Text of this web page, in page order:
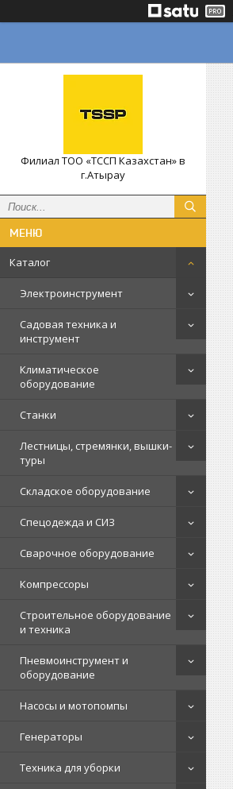
Филиал ТОО «ТССП Казахстан» в
г.Атырау
Каталог
Электроинструмент
Садовая техника и
инструмент
Климатическое
оборудование
Станки
Лестницы, стремянки, вышки-
туры
Складское оборудование
Спецодежда и СИЗ
Сварочное оборудование
Компрессоры
Строительное оборудование
и техника
Пневмоинструмент и
оборудование
Насосы и мотопомпы
Генераторы
Техника для уборки